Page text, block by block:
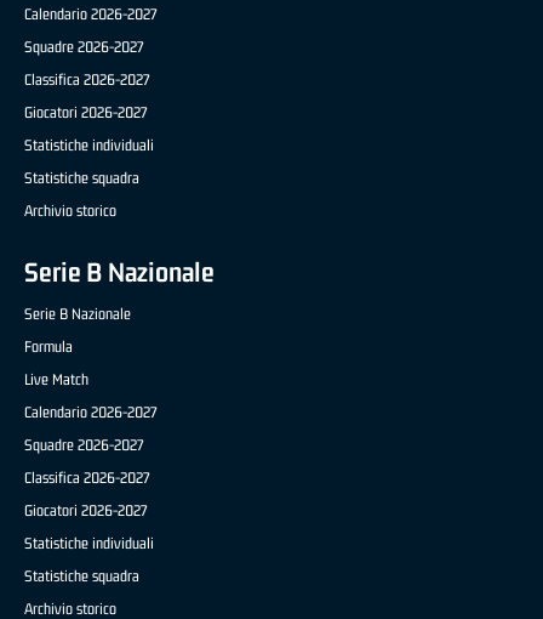
Calendario 2026-2027
Squadre 2026-2027
Classifica 2026-2027
Giocatori 2026-2027
Statistiche individuali
Statistiche squadra
Archivio storico
Serie B Nazionale
Serie B Nazionale
Formula
Live Match
Calendario 2026-2027
Squadre 2026-2027
Classifica 2026-2027
Giocatori 2026-2027
Statistiche individuali
Statistiche squadra
Archivio storico